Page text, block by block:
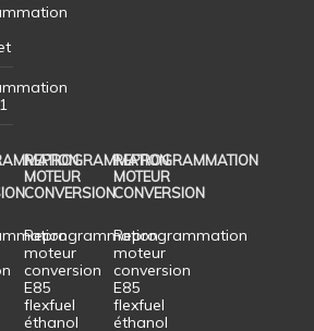
REPROGRAMMATION
MOTEUR
CONVERSION
Reprogrammation
moteur
conversion
E85
flexfuel
éthanol
REPROGRAMMATION
MOTEUR
CONVERSION
Reprogrammation
moteur
conversion
E85
flexfuel
éthanol